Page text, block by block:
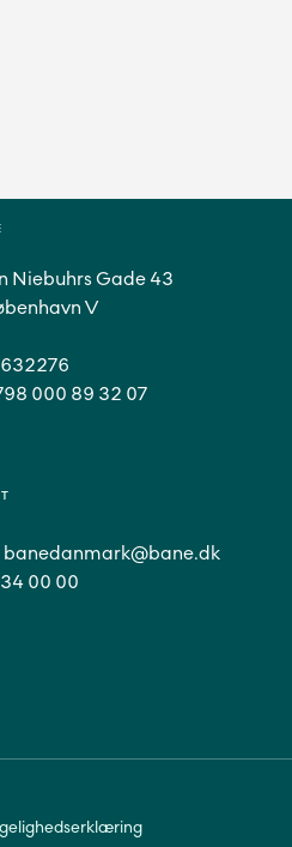
Niebuhrs Gade 43
V
000 89 32 07
banedanmark@bane.dk
00 00